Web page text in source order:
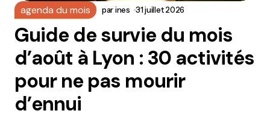
agenda du mois parines 31 juillet 2026
Guide de survie du mois
d’août à Lyon : 30 activités
pour ne pas mourir
d’ennui